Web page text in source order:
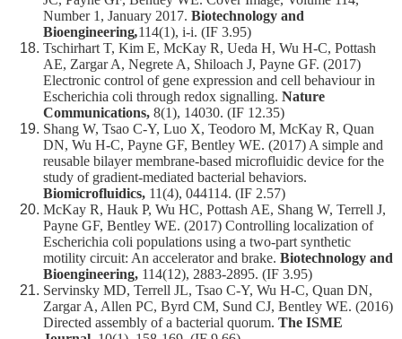
Number 1, January 2017. Biotechnology and
Bioengineering,114(1), i-i. (IF 3.95)
Tschirhart T, Kim E, McKay R, Ueda H, Wu H-C, Pottash
AE, Zargar A, Negrete A, Shiloach J, Payne GF. (2017)
Electronic control of gene expression and cell behaviour in
Escherichia coli through redox signalling. Nature
Communications, 8(1), 14030. (IF 12.35)
Shang W, Tsao C-Y, Luo X, Teodoro M, McKay R, Quan
DN, Wu H-C, Payne GF, Bentley WE. (2017) A simple and
reusable bilayer membrane-based microfluidic device for the
study of gradient-mediated bacterial behaviors.
Biomicrofluidics, 11(4), 044114. (IF 2.57)
McKay R, Hauk P, Wu HC, Pottash AE, Shang W, Terrell J,
Payne GF, Bentley WE. (2017) Controlling localization of
Escherichia coli populations using a two‐part synthetic
motility circuit: An accelerator and brake. Biotechnology and
Bioengineering, 114(12), 2883-2895. (IF 3.95)
Servinsky MD, Terrell JL, Tsao C-Y, Wu H-C, Quan DN,
Zargar A, Allen PC, Byrd CM, Sund CJ, Bentley WE. (2016)
Directed assembly of a bacterial quorum. The ISME